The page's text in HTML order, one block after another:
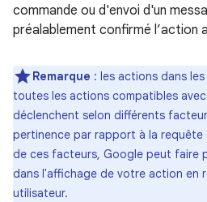
commande ou d'envoi d'un
préalablement confirmé l’action
Remarque : les actions dans
toutes les actions compatibles
déclenchent selon différents
pertinence par rapport à la
de ces facteurs, Google peut faire
dans l'affichage de votre action en
utilisateur.